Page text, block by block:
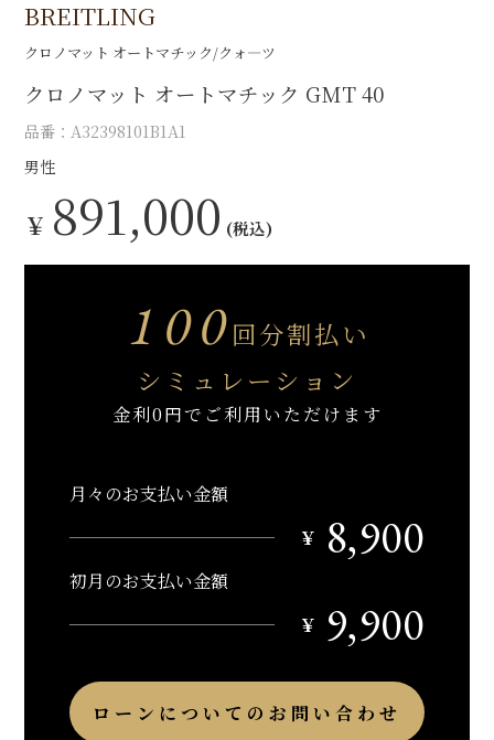
BREITLING
クロノマット オートマチック/クォ―ツ
クロノマット オートマチック GMT 40
品番：A32398101B1A1
男性
￥ 891,000 (税込)
100回分割払い
シミュレーション
金利0円でご利用いただけます
月々のお支払い金額
￥ 8,900
初月のお支払い金額
￥ 9,900
ローンについてのお問い合わせ